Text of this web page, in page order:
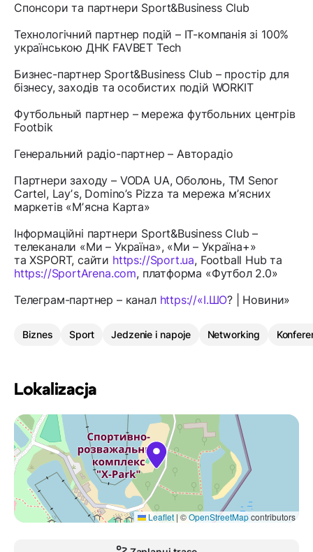
Спонсори та партнери Sport&Business Club
Технологічний партнер подій – IT-компанія зі 100%
українською ДНК FAVBET Tech
Бизнес-партнер Sport&Business Club – простір для
бізнесу, заходів та особистих подій WORKIT
Футбольный партнер – мережа футбольних центрів
Footbik
Генеральний радіо-партнер – Авторадіо
Партнери заходу – VODA UA, Оболонь, TM Senor
Cartel, Layʼs, Domino’s Pizza та мережа мʼясних
маркетів «Мʼясна Карта»
Інформаційні партнери Sport&Business Club –
телеканали «Ми – Україна», «Ми – Україна+»
та XSPORT, сайти https://Sport.ua, Football Hub та
https://SportArena.com, платформа «Футбол 2.0»
Телеграм-партнер – канал https://«І.ШО? | Новини»
Biznes Sport Jedzenie i napoje Networking
Lokalizacja
Leaflet | ©OpenStreetMapcontributors